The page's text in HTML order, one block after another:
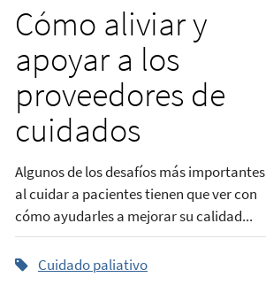
Cómo aliviar y
apoyar a los
proveedores de
cuidados
Algunos de los desafíos más importantes
al cuidar a pacientes tienen que ver con
cómo ayudarles a mejorar su calidad...
Cuidado paliativo